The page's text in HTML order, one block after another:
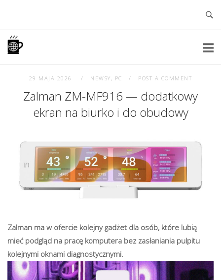
content
Home
29 MAJA 2026 NEWSY , PC POST A COMMENT
Zalman ZM-MF916 — dodatkowy
ekran na biurko i do obudowy
Zalman ma w ofercie kolejny gadżet dla osób, które lubią
mieć podgląd na pracę komputera bez zasłaniania pulpitu
kolejnymi oknami diagnostycznymi.